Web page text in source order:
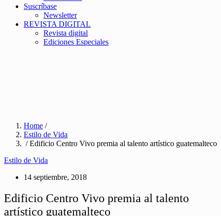
Suscríbase
Newsletter
REVISTA DIGITAL
Revista digital
Ediciones Especiales
Home /
Estilo de Vida
/ Edificio Centro Vivo premia al talento artístico guatemalteco
Estilo de Vida
14 septiembre, 2018
Edificio Centro Vivo premia al talento
artístico guatemalteco